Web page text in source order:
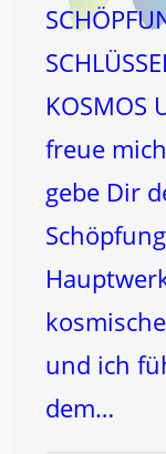
KOSMOS
freue
gebe Dir
und ich
dem…